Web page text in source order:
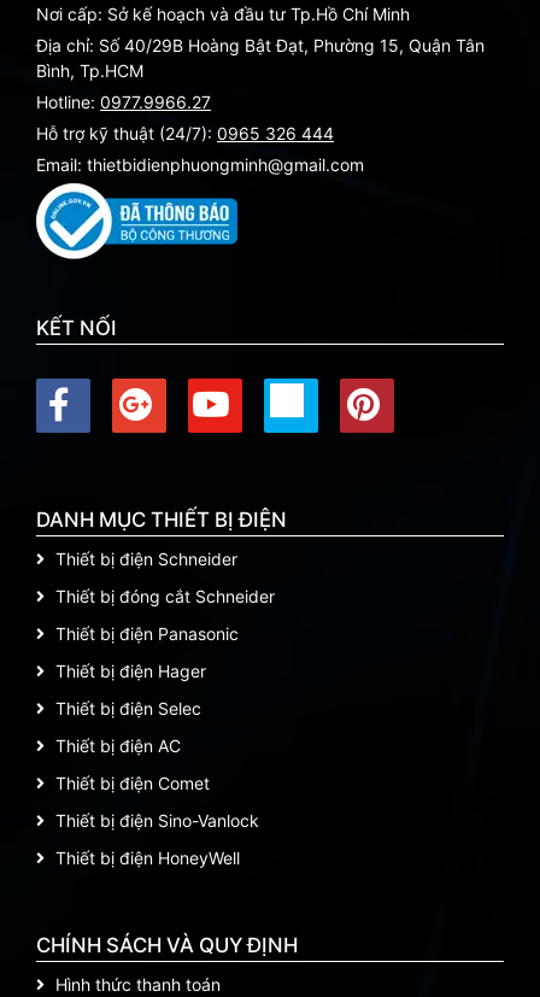
Nơi cấp: Sở kế hoạch và đầu tư Tp.Hồ Chí Minh
Địa chỉ: Số 40/29B Hoàng Bật Đạt, Phường 15, Quận Tân
Bình, Tp.HCM
Hotline: 0977.9966.27
Hỗ trợ kỹ thuật (24/7): 0965 326 444
Email: thietbidienphuongminh@gmail.com
KẾT NỐI
DANH MỤC THIẾT BỊ ĐIỆN
Thiết bị điện Schneider
Thiết bị đóng cắt Schneider
Thiết bị điện Panasonic
Thiết bị điện Hager
Thiết bị điện Selec
Thiết bị điện AC
Thiết bị điện Comet
Thiết bị điện Sino-Vanlock
Thiết bị điện HoneyWell
CHÍNH SÁCH VÀ QUY ĐỊNH
Hình thức thanh toán